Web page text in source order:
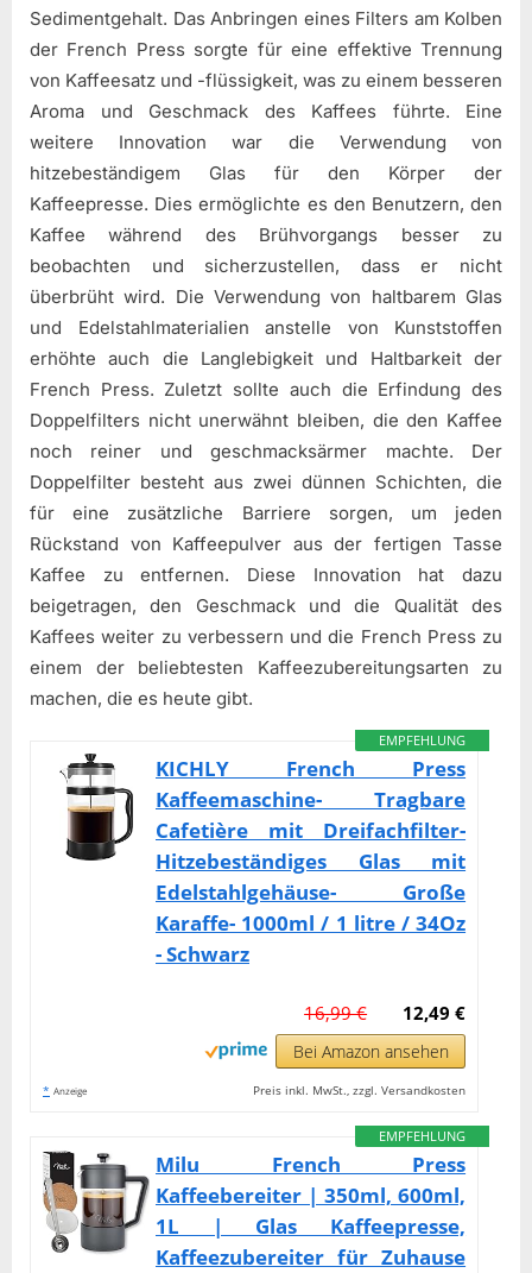
Sedimentgehalt. Das Anbringen eines Filters am Kolben
der French Press sorgte für eine effektive Trennung
von Kaffeesatz und -flüssigkeit, was zu einem besseren
Aroma und Geschmack des Kaffees führte. Eine
weitere Innovation war die Verwendung von
hitzebeständigem Glas für den Körper der
Kaffeepresse. Dies ermöglichte es den Benutzern, den
Kaffee während des Brühvorgangs besser zu
beobachten und sicherzustellen, dass er nicht
überbrüht wird. Die Verwendung von haltbarem Glas
und Edelstahlmaterialien anstelle von Kunststoffen
erhöhte auch die Langlebigkeit und Haltbarkeit der
French Press. Zuletzt sollte auch die Erfindung des
Doppelfilters nicht unerwähnt bleiben, die den Kaffee
noch reiner und geschmacksärmer machte. Der
Doppelfilter besteht aus zwei dünnen Schichten, die
für eine zusätzliche Barriere sorgen, um jeden
Rückstand von Kaffeepulver aus der fertigen Tasse
Kaffee zu entfernen. Diese Innovation hat dazu
beigetragen, den Geschmack und die Qualität des
Kaffees weiter zu verbessern und die French Press zu
einem der beliebtesten Kaffeezubereitungsarten zu
machen, die es heute gibt.
EMPFEHLUNG
KICHLY French Press
Kaffeemaschine- Tragbare
Cafetière mit Dreifachfilter-
Hitzebeständiges Glas mit
Edelstahlgehäuse- Große
Karaffe- 1000ml / 1 litre / 34Oz
- Schwarz
12,49 €
16,99 €
Bei Amazon ansehen
* Anzeige Preis inkl. MwSt., zzgl. Versandkosten
EMPFEHLUNG
Milu French Press
Kaffeebereiter | 350ml, 600ml,
1L | Glas Kaffeepresse,
Kaffeezubereiter für Zuhause